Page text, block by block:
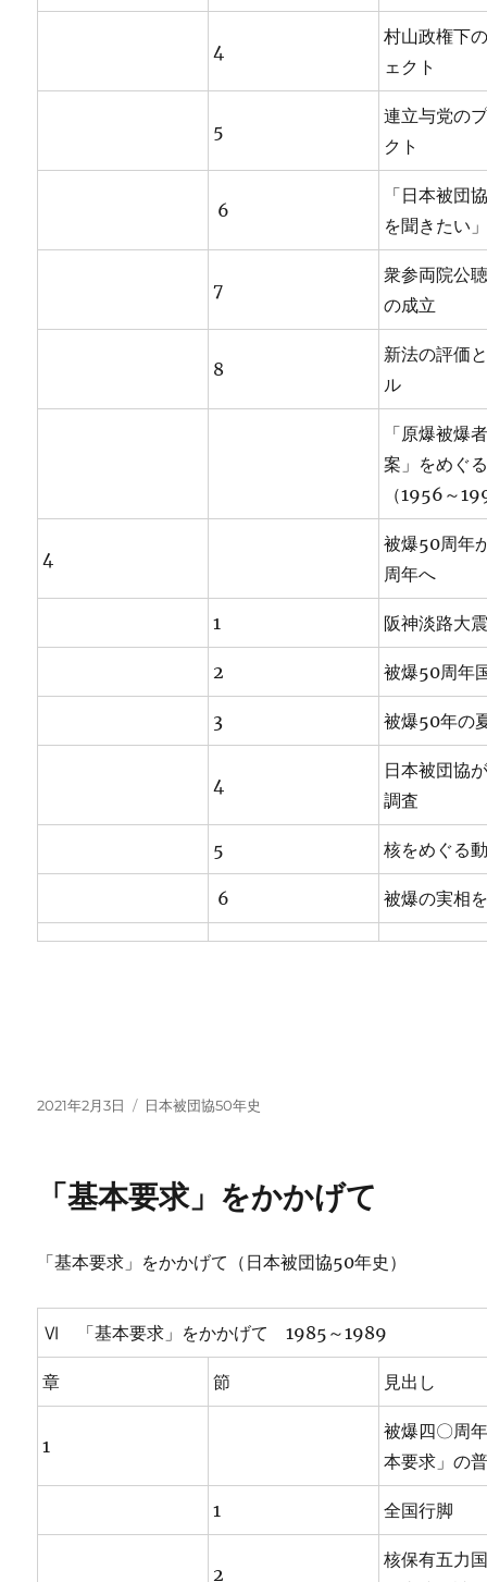
4
村山政権下
ェクト
5
連立与党の
クト
6
「日本被団
を聞きたい
7
衆参両院公
の成立
8
新法の評価
ル
「原爆被爆
案」をめぐ
（1956～
4
被爆50周年
周年へ
1 阪神淡路大
2 被爆50周年
3 被爆50年の
4
日本被団協
調査
5 核をめぐる
6 被爆の実相
投
2021年2月3日
カ
ー
日本被団協50年史
「基本要求」をかかげて
「基本要求」をかかげて（日本被団協50年史）
Ⅵ 「基本要求」をかかげて 1985～1989
章 節 見出し
1
被爆四〇周
本要求」の
1 全国行脚
2
核保有五力